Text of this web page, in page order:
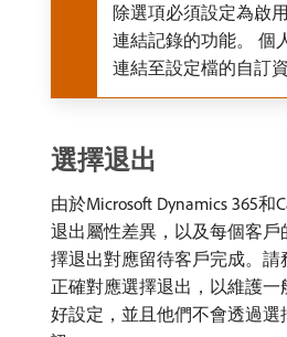
除選項必須設定為啟
連結記錄的功能。 個
連結至設定檔的自訂資
選擇退出
由於Microsoft Dynamics 365和
退出屬性差異，以及每個客戶
擇退出對應留待客戶完成。請
正確對應選擇退出，以維護
好設定，並且他們不會透過選